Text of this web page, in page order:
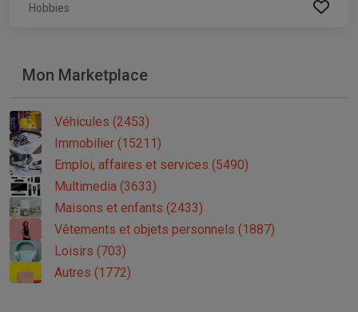
Hobbies
Mon Marketplace
Véhicules (2453)
Immobilier (15211)
Emploi, affaires et services (5490)
Multimedia (3633)
Maisons et enfants (2433)
Vêtements et objets personnels (1887)
Loisirs (703)
Autres (1772)